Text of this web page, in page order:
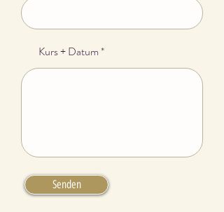
Kurs + Datum
Senden